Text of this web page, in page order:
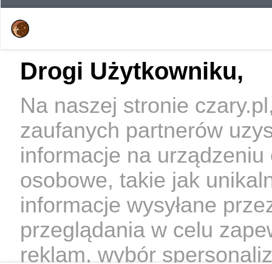
Drogi Użytkowniku,
Na naszej stronie
zaufanych partnerów
informacje na
osobowe, takie jak
informacje wysyłane
przeglądania w celu
reklam, wybór